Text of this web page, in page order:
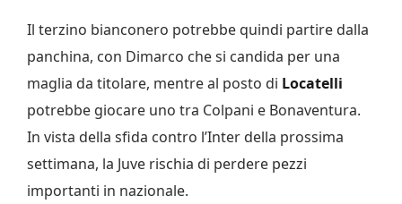
Il terzino bianconero potrebbe quindi partire dalla
panchina, con Dimarco che si candida per una
maglia da titolare, mentre al posto di Locatelli
potrebbe giocare uno tra Colpani e Bonaventura.
In vista della sfida contro l’Inter della prossima
settimana, la Juve rischia di perdere pezzi
importanti in nazionale.